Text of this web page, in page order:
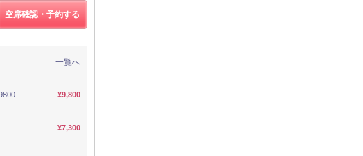
空席確認・予約する
一覧へ
¥9,800
¥7,300